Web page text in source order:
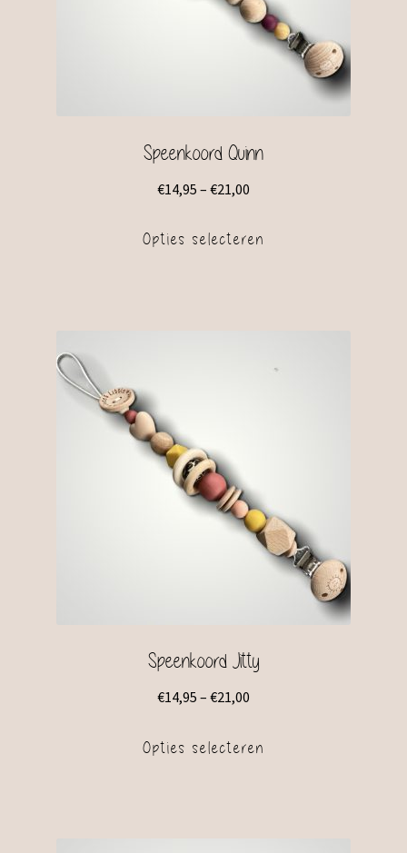
Speenkoord Quinn
€14,95 – €21,00
Opties selecteren
Speenkoord Jitty
€14,95 – €21,00
Opties selecteren